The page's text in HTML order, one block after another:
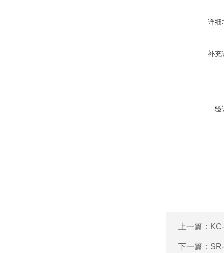
详细
补充
验
上一篇：
下一篇：